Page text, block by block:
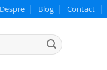
Despre Blog Contact